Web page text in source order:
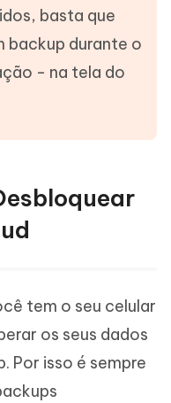
basta que
backup durante o
- na tela do
tem o seu celular
os seus dados
Por isso é sempre